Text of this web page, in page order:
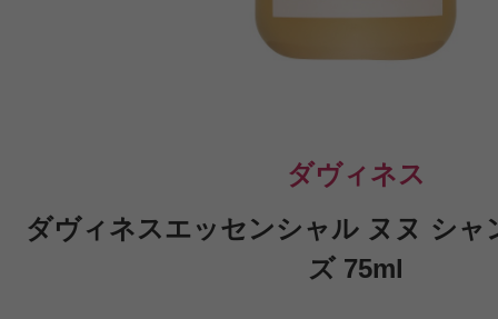
ダヴィネス
ダヴィネスエッセンシャル ヌヌ シャ
ズ 75ml